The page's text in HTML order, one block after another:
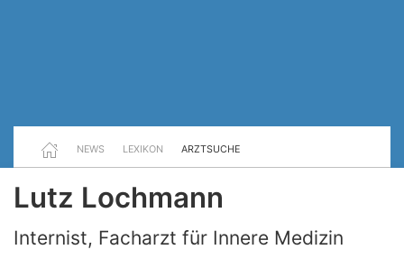
NEWS LEXIKON ARZTSUCHE
Lutz Lochmann
Internist, Facharzt für Innere Medizin